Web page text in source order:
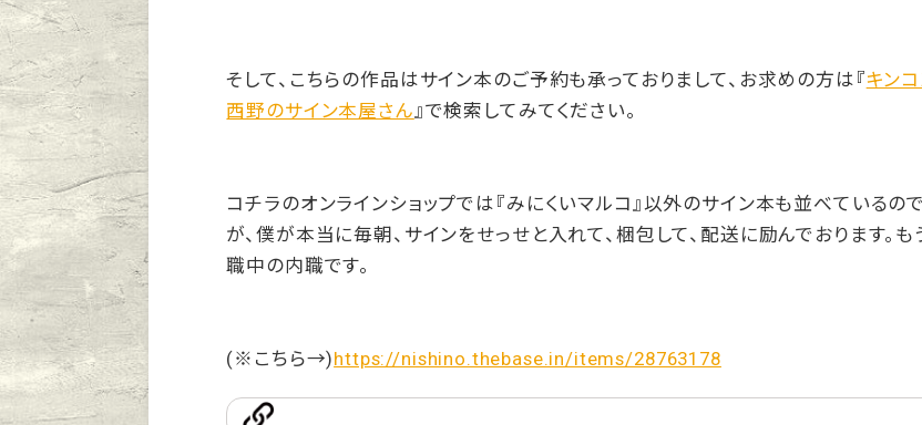
そして、こちらの作品はサイン本のご予約も承っておりまして、お求めの方は『キン
西野のサイン本屋さん 』で検索してみてください。
コチラのオンラインショップでは『みにくいマルコ』以外のサイン本も並べているの
が、僕が本当に毎朝、サインをせっせと入れて、梱包して、配送に励んでおります。も
職中の内職です。
(※こちら→)https://nishino.thebase.in/items/28763178